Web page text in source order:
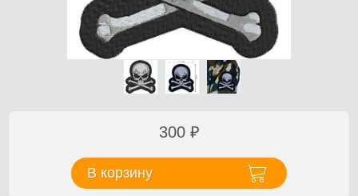
300 ₽
В корзину